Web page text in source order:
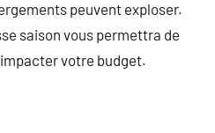
peuvent exploser.
saison vous permettra de
votre budget.